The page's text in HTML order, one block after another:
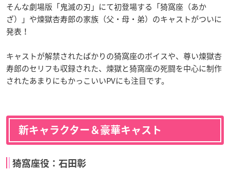
そんな劇場版「鬼滅の刃」にて初登場する「猗窩座（あか
ざ）」や煉獄杏寿郎の家族（父・母・弟）のキャストがついに
発表！
キャストが解禁されたばかりの猗窩座のボイスや、尊い煉獄杏
寿郎のセリフも収録された、煉獄と猗窩座の死闘を中心に制作
されたあまりにもかっこいいPVにも注目です。
新キャラクター＆豪華キャスト
猗窩座役：石田彰